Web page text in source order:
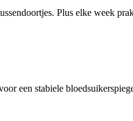
Plus elke week
een stabiele